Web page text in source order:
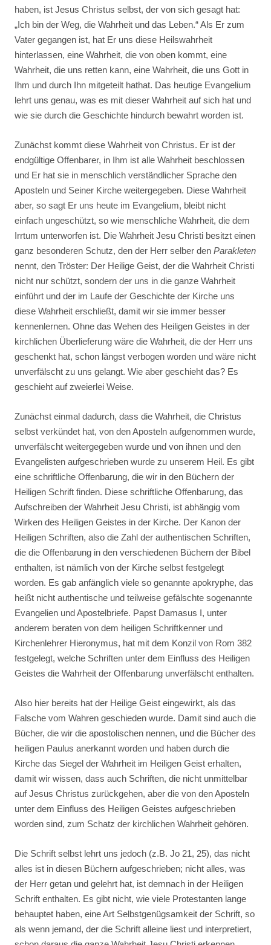
haben, ist Jesus Christus selbst, der von sich gesagt hat:
„Ich bin der Weg, die Wahrheit und das Leben.“ Als Er zum
Vater gegangen ist, hat Er uns diese Heilswahrheit
hinterlassen, eine Wahrheit, die von oben kommt, eine
Wahrheit, die uns retten kann, eine Wahrheit, die uns Gott in
Ihm und durch Ihn mitgeteilt hathat. Das heutige Evangelium
lehrt uns genau, was es mit dieser Wahrheit auf sich hat und
wie sie durch die Geschichte hindurch bewahrt worden ist.
Zunächst kommt diese Wahrheit von Christus. Er ist der
endgültige Offenbarer, in Ihm ist alle Wahrheit beschlossen
und Er hat sie in menschlich verständlicher Sprache den
Aposteln und Seiner Kirche weitergegeben. Diese Wahrheit
aber, so sagt Er uns heute im Evangelium, bleibt nicht
einfach ungeschützt, so wie menschliche Wahrheit, die dem
Irrtum unterworfen ist. Die Wahrheit Jesu Christi besitzt einen
ganz besonderen Schutz, den der Herr selber den Parakleten
nennt, den Tröster: Der Heilige Geist, der die Wahrheit Christi
nicht nur schützt, sondern der uns in die ganze Wahrheit
einführt und der im Laufe der Geschichte der Kirche uns
diese Wahrheit erschließt, damit wir sie immer besser
kennenlernen. Ohne das Wehen des Heiligen Geistes in der
kirchlichen Überlieferung wäre die Wahrheit, die der Herr uns
geschenkt hat, schon längst verbogen worden und wäre nicht
unverfälscht zu uns gelangt. Wie aber geschieht das? Es
geschieht auf zweierlei Weise.
Zunächst einmal dadurch, dass die Wahrheit, die Christus
selbst verkündet hat, von den Aposteln aufgenommen wurde,
unverfälscht weitergegeben wurde und von ihnen und den
Evangelisten aufgeschrieben wurde zu unserem Heil. Es gibt
eine schriftliche Offenbarung, die wir in den Büchern der
Heiligen Schrift finden. Diese schriftliche Offenbarung, das
Aufschreiben der Wahrheit Jesu Christi, ist abhängig vom
Wirken des Heiligen Geistes in der Kirche. Der Kanon der
Heiligen Schriften, also die Zahl der authentischen Schriften,
die die Offenbarung in den verschiedenen Büchern der Bibel
enthalten, ist nämlich von der Kirche selbst festgelegt
worden. Es gab anfänglich viele so genannte apokryphe, das
heißt nicht authentische und teilweise gefälschte sogenannte
Evangelien und Apostelbriefe. Papst Damasus I, unter
anderem beraten von dem heiligen Schriftkenner und
Kirchenlehrer Hieronymus, hat mit dem Konzil von Rom 382
festgelegt, welche Schriften unter dem Einfluss des Heiligen
Geistes die Wahrheit der Offenbarung unverfälscht enthalten.
Also hier bereits hat der Heilige Geist eingewirkt, als das
Falsche vom Wahren geschieden wurde. Damit sind auch die
Bücher, die wir die apostolischen nennen, und die Bücher des
heiligen Paulus anerkannt worden und haben durch die
Kirche das Siegel der Wahrheit im Heiligen Geist erhalten,
damit wir wissen, dass auch Schriften, die nicht unmittelbar
auf Jesus Christus zurückgehen, aber die von den Aposteln
unter dem Einfluss des Heiligen Geistes aufgeschrieben
worden sind, zum Schatz der kirchlichen Wahrheit gehören.
Die Schrift selbst lehrt uns jedoch (z.B. Jo 21, 25), das nicht
alles ist in diesen Büchern aufgeschrieben; nicht alles, was
der Herr getan und gelehrt hat, ist demnach in der Heiligen
Schrift enthalten. Es gibt nicht, wie viele Protestanten lange
behauptet haben, eine Art Selbstgenügsamkeit der Schrift, so
als wenn jemand, der die Schrift alleine liest und interpretiert,